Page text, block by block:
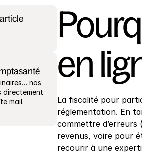
nos
directement
mail.
en
La fiscalité pour
réglementation. En
commettre
revenus, voire pour
recourir à une